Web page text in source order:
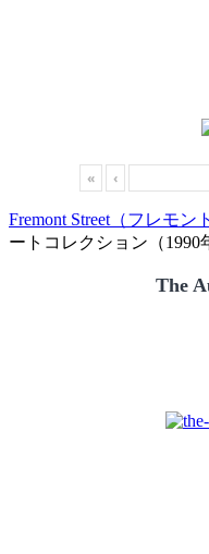
« ‹
Fremont Street（フレモン
ートコレクション（1990
The